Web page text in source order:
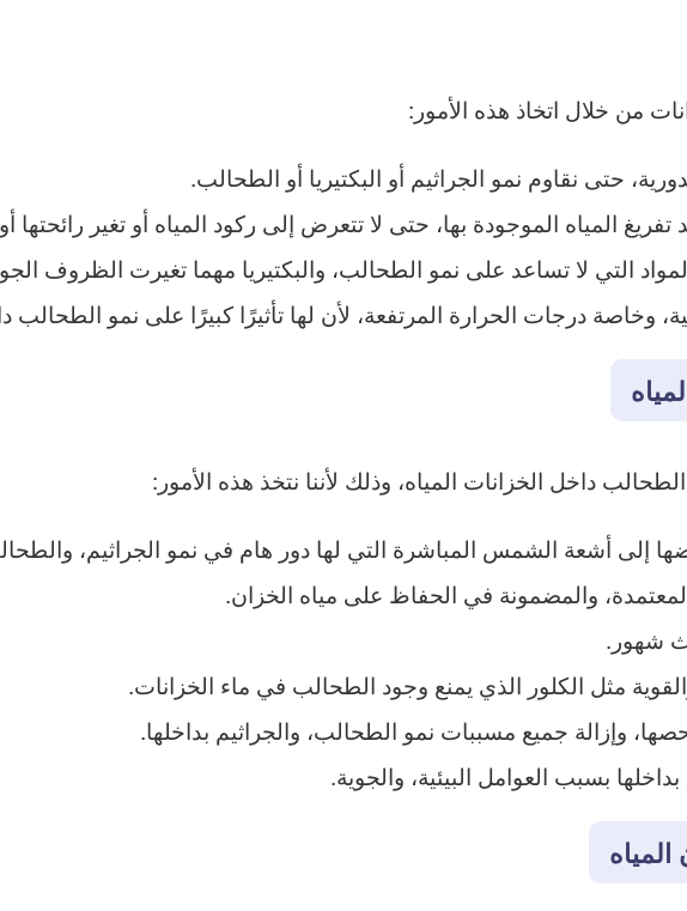
من خلال اتخاذ هذه الأمور:
حتى نقاوم نمو الجراثيم أو البكتيريا أو الطحالب.
المياه الموجودة بها، حتى لا تتعرض إلى ركود المياه أو تغير رائحتها
التي لا تساعد على نمو الطحالب، والبكتيريا مهما تغيرت الظروف
وخاصة درجات الحرارة المرتفعة، لأن لها تأثيرًا كبيرًا على نمو الطحالب
داخل الخزانات المياه، وذلك لأننا نتخذ هذه الأمور:
إلى أشعة الشمس المباشرة التي لها دور هام في نمو الجراثيم،
والمضمونة في الحفاظ على مياه الخزان.
شهور.
مثل الكلور الذي يمنع وجود الطحالب في ماء الخزانات.
وإزالة جميع مسببات نمو الطحالب، والجراثيم بداخلها.
بسبب العوامل البيئية، والجوية.